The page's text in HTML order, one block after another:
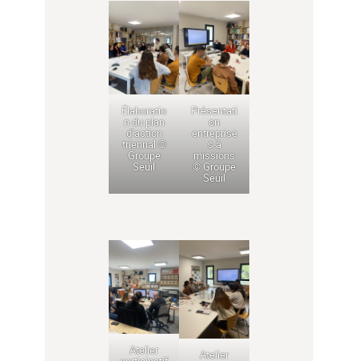
Élaboratio
n du plan
d’action
triennal ©
Groupe
Seuil
Présentati
on
entreprise
s à
missions
© Groupe
Seuil
Atelier Atelier